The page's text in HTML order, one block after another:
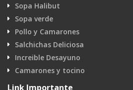
Sopa Halibut
Sopa verde
Pollo y Camarones
Salchichas Deliciosa
Increible Desayuno
Camarones y tocino
Link Importante